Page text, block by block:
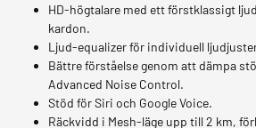
HD-högtalare med ett förstklassigt
kardon.
Ljud-equalizer för individuell
Bättre förståelse genom att dämpa
Advanced Noise Control.
Stöd för Siri och Google Voice.
Räckvidd i Mesh-läge upp till 2 km,